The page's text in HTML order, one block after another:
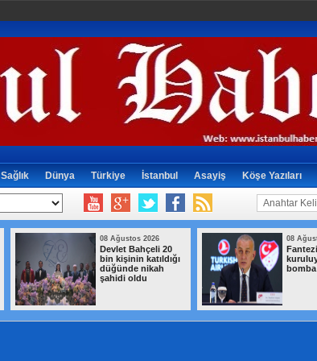
Sağlık Dünya Türkiye İstanbul Asayiş Köşe Yazıları
Fantezi Lig'i
kuruluyor: Ödülü de
bomba
08 Ağustos 2026
Terörsüz Türkiye
yasa teklifi, Meclis
Adalet
Komisyonu'nda
kabul edildi